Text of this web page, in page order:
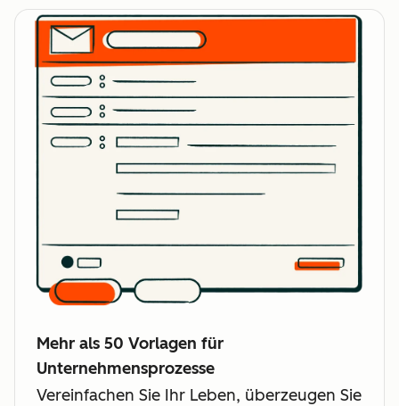
Mehr als 50 Vorlagen für
Unternehmensprozesse
Vereinfachen Sie Ihr Leben, überzeugen Sie